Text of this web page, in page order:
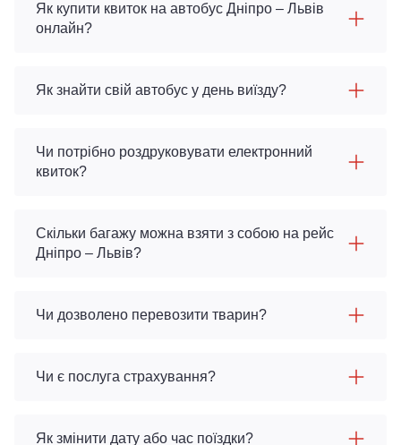
Як купити квиток на автобус Дніпро – Львів
онлайн?
Як знайти свій автобус у день виїзду?
Чи потрібно роздруковувати електронний
квиток?
Скільки багажу можна взяти з собою на рейс
Дніпро – Львів?
Чи дозволено перевозити тварин?
Чи є послуга страхування?
Як змінити дату або час поїздки?